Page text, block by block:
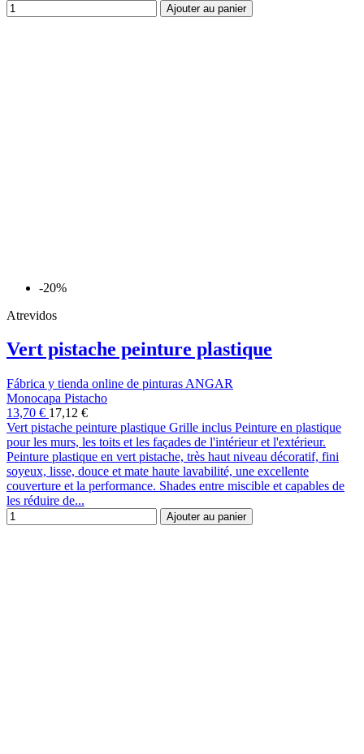
Ajouter au panier
-20%
Atrevidos
Vert pistache peinture plastique
Fábrica y tienda online de pinturas ANGAR
Monocapa Pistacho
13,70 € 17,12 €
Vert pistache peinture plastique Grille inclus Peinture en plastique
pour les murs, les toits et les façades de l'intérieur et l'extérieur.
Peinture plastique en vert pistache, très haut niveau décoratif, fini
soyeux, lisse, douce et mate haute lavabilité, une excellente
couverture et la performance. Shades entre miscible et capables de
les réduire de...
Ajouter au panier